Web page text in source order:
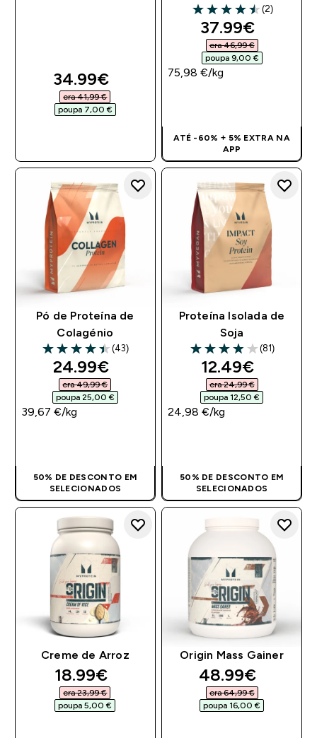
discounted price
34.99€‎
era 41,99 €‎
poupa 7,00 €‎
4.5 out of 5 stars
(2)
discounted
37.99€‎
era 46,99 €‎
poupa 9,00 €‎
75,98 €‎/kg
ATÉ -60% + 5% EXTRA NA
APP
Pó de Proteína de
Colagénio
4.42 out of 5 stars
(43)
discounted price
24.99€‎
era 49,99 €‎
poupa 25,00 €‎
39,67 €‎/kg
50% DE DESCONTO EM
SELECIONADOS
Proteína Isolada de
Soja
3.95 out of 5 stars
(81)
discounted
12.49€‎
era 24,99 €‎
poupa 12,50 €‎
24,98 €‎/kg
50% DE DESCONTO EM
SELECIONADOS
Creme de Arroz
discounted price
18.99€‎
era 23,99 €‎
poupa 5,00 €‎
Origin Mass Gainer
discounted
48.99€‎
era 64,99 €‎
poupa 16,00 €‎